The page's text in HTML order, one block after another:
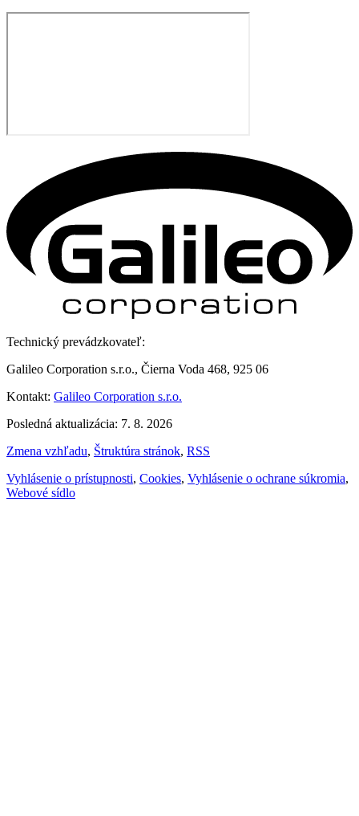
Technický prevádzkovateľ:
Galileo Corporation s.r.o., Čierna Voda 468, 925 06
Kontakt: Galileo Corporation s.r.o.
Posledná aktualizácia: 7. 8. 2026
Zmena vzhľadu, Štruktúra stránok, RSS
Vyhlásenie o prístupnosti, Cookies, Vyhlásenie o ochrane súkromia,
Webové sídlo